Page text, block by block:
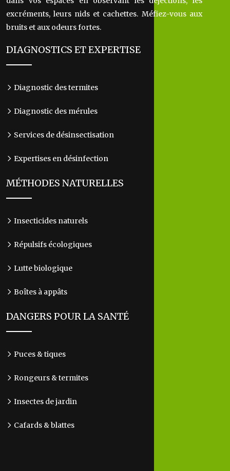
excréments, leurs nids et cachettes. Méfiez-vous aux
bruits et aux odeurs fortes.
DIAGNOSTICS ET EXPERTISE
Diagnostic des termites
Diagnostic des mérules
Services de désinsectisation
Expertises en désinfection
MÉTHODES NATURELLES
Insecticides naturels
Répulsifs écologiques
Lutte biologique
Boîtes à appâts
DANGERS POUR LA SANTÉ
Puces & tiques
Rongeurs & termites
Insectes de jardin
Cafards & blattes